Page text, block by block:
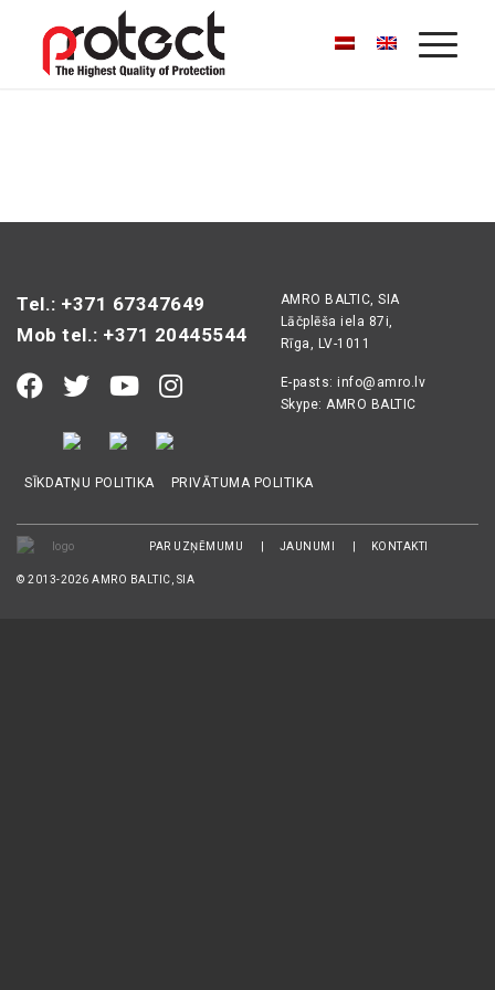
Tel.: +371 67347649
Mob tel.: +371 20445544
AMRO BALTIC, SIA
Lāčplēša iela 87i,
Rīga, LV-1011
E-pasts: info@amro.lv
Skype: AMRO BALTIC
SĪKDATŅU POLITIKA PRIVĀTUMA POLITIKA
PAR UZŅĒMUMU JAUNUMI KONTAKTI
© 2013-2026 AMRO BALTIC, SIA